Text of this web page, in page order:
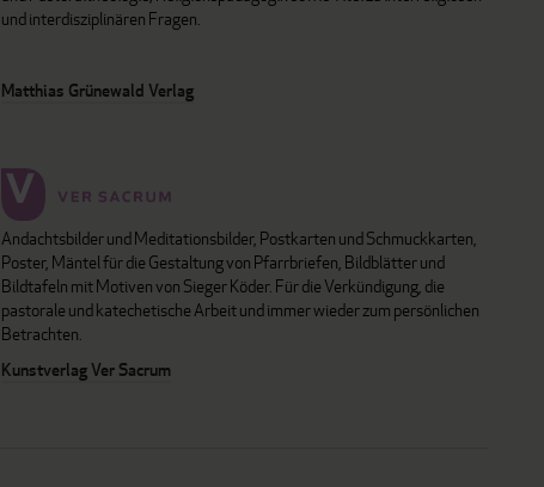
und interdisziplinären Fragen.
Matthias Grünewald Verlag
Andachtsbilder und Meditationsbilder, Postkarten und Schmuckkarten,
Poster, Mäntel für die Gestaltung von Pfarrbriefen, Bildblätter und
Bildtafeln mit Motiven von Sieger Köder. Für die Verkündigung, die
pastorale und katechetische Arbeit und immer wieder zum persönlichen
Betrachten.
Kunstverlag Ver Sacrum